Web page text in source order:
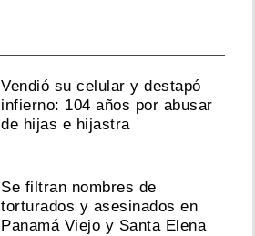
Vendió su celular y destapó
infierno: 104 años por abusar
de hijas e hijastra
Se filtran nombres de
torturados y asesinados en
Panamá Viejo y Santa Elena